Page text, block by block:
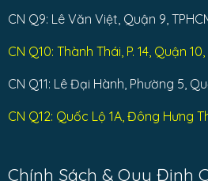
CN Q9: Lê Văn Việt, Quận 9,
CN Q10: Thành Thái, P. 14, Quận 10,
CN Q11: Lê Đại Hành, Phường 5,
CN Q12: Quốc Lộ 1A, Đông Hưng
Chính Sách & Quy Định